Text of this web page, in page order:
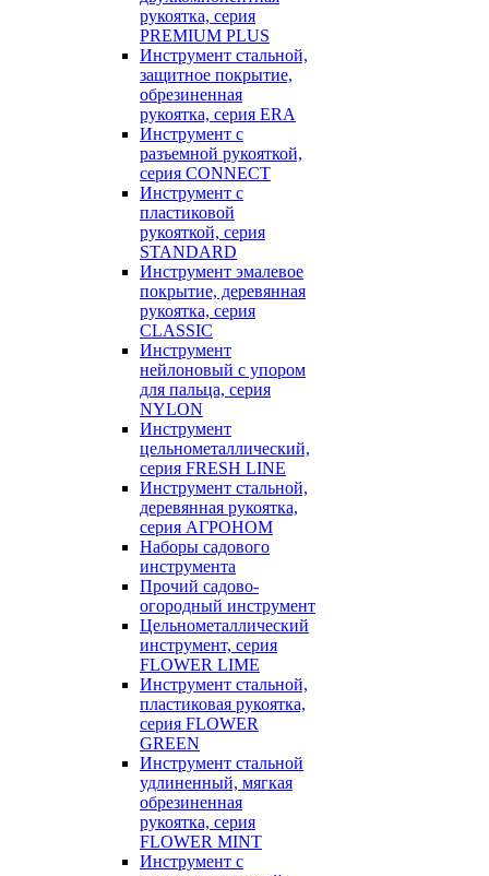
рукоятка, серия
PREMIUM PLUS
Инструмент стальной,
защитное покрытие,
обрезиненная
рукоятка, серия ERA
Инструмент с
разъемной рукояткой,
серия CONNECT
Инструмент с
пластиковой
рукояткой, серия
STANDARD
Инструмент эмалевое
покрытие, деревянная
рукоятка, серия
CLASSIC
Инструмент
нейлоновый с упором
для пальца, серия
NYLON
Инструмент
цельнометаллический,
серия FRESH LINE
Инструмент стальной,
деревянная рукоятка,
серия АГРОНОМ
Наборы садового
инструмента
Прочий садово-
огородный инструмент
Цельнометаллический
инструмент, серия
FLOWER LIME
Инструмент стальной,
пластиковая рукоятка,
серия FLOWER
GREEN
Инструмент стальной
удлиненный, мягкая
обрезиненная
рукоятка, серия
FLOWER MINT
Инструмент с